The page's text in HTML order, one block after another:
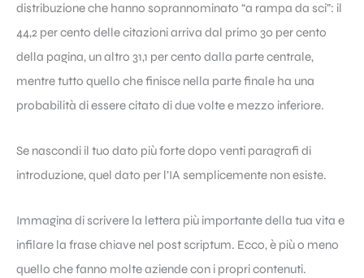
distribuzione che hanno soprannominato “a rampa da sci”: il
44,2 per cento delle citazioni arriva dal primo 30 per cento
della pagina, un altro 31,1 per cento dalla parte centrale,
mentre tutto quello che finisce nella parte finale ha una
probabilità di essere citato di due volte e mezzo inferiore.
Se nascondi il tuo dato più forte dopo venti paragrafi di
introduzione, quel dato per l’IA semplicemente non esiste.
Immagina di scrivere la lettera più importante della tua vita e
infilare la frase chiave nel post scriptum. Ecco, è più o meno
quello che fanno molte aziende con i propri contenuti.